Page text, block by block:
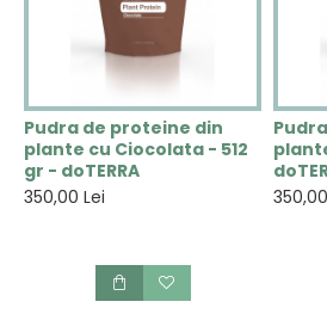
Pudra de proteine din
plante cu Ciocolata - 512
gr - doTERRA
350,00 Lei